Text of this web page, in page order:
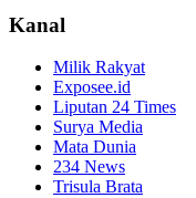
Kanal
Milik Rakyat
Exposee.id
Liputan 24 Times
Surya Media
Mata Dunia
234 News
Trisula Brata